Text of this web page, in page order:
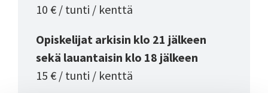
10 € / tunti / kenttä
Opiskelijat arkisin klo 21 jälkeen
sekä lauantaisin klo 18 jälkeen
15 € / tunti / kenttä